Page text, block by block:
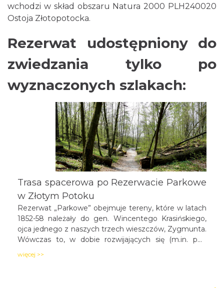
wchodzi w skład obszaru Natura 2000 PLH240020
Ostoja Złotopotocka.
Rezerwat udostępniony do
zwiedzania tylko po
wyznaczonych szlakach:
Trasa spacerowa po Rezerwacie Parkowe
w Złotym Potoku
Rezerwat „Parkowe” obejmuje tereny, które w latach
1852-58 należały do gen. Wincentego Krasińskiego,
ojca jednego z naszych trzech wieszczów, Zygmunta.
Wówczas to, w dobie rozwijających się (m.in. pod
zaczęto myśleć o kompleksowej ochronie tutejszych
więcej >>